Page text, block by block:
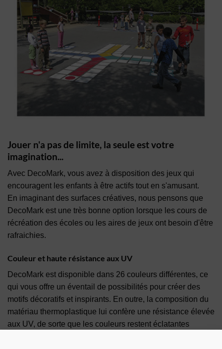
Jouer n'a pas de limite, la seule est votre
imagination...
Avec DecoMark, vous avez à disposition des jeux qui
encouragent les enfants à être actifs tout en s'amusant.
En imaginant des surfaces créatives, nous pensons que
DecoMark est une très bonne option lorsque les cours de
récréation des écoles ou les aires de jeux ont besoin d'être
rafraichies.
Couleur et haute résistance aux UV
DecoMark est disponible dans 26 couleurs différentes, ce
qui vous offre un éventail de possibilités pour créer des
motifs décoratifs et inspirants. En outre, la composition du
matériau thermoplastique lui confère une résistance élevée
aux UV, de sorte que les couleurs restent éclatantes